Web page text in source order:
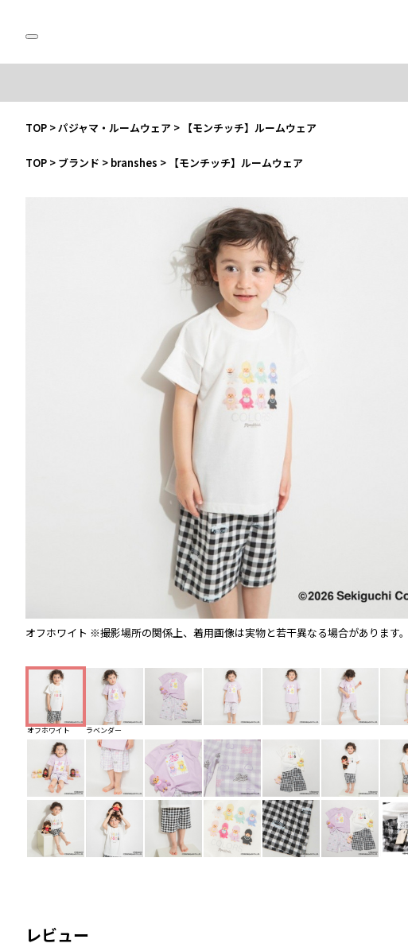
TOP >パジャマ・ルームウェア > 【モンチッチ】ルームウェア
TOP > ブランド > branshes > 【モンチッチ】ルームウェア
オフホワイト ※撮影場所の関係上、着用画像は実物と若干異なる場合があります。
オフホワイト ラベンダー
レビュー